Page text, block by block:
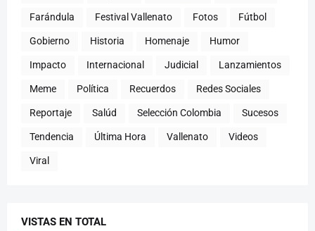
Farándula Festival Vallenato Fotos Fútbol
Gobierno Historia Homenaje Humor
Impacto Internacional Judicial Lanzamientos
Meme Política Recuerdos Redes Sociales
Reportaje Salúd Selección Colombia Sucesos
Tendencia Última Hora Vallenato Videos
Viral
VISTAS EN TOTAL